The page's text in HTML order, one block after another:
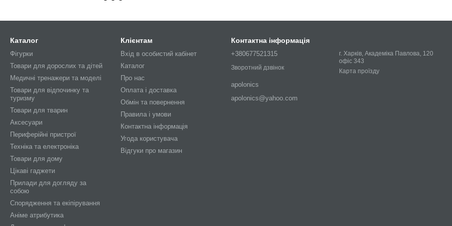
Каталог
Фігурки
Товари для дорослих та дітей
Медичні тренажери та моделі
Товари для відпочинку та
туризму
Товари для тварин
Аксесуари
Периферійні пристрої
Техніка та електроніка
Товари для дому
Цікаві гаджети
Прилади для догляду за
собою
Спорядження та екіпірування
Аніме атрибутика
Клієнтам
Вхід в особистий кабінет
Каталог
Про нас
Оплата і доставка
Обмін та повернення
Правила і умови
Контактна інформація
Угода користувача
Відгуки про магазин
Контактна інформація
+380677521315
Зворотний дзвінок
apolonics
apolonics@yahoo.com
г. Харків, Академіка Павлова, 120
офіс 343
Карта проїзду